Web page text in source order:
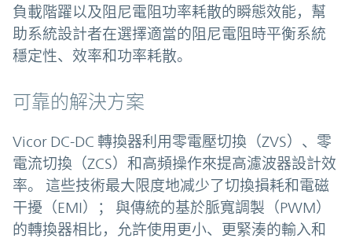
負載階躍以及阻尼電阻功率耗散的瞬態效能，幫
助系統設計者在選擇適當的阻尼電阻時平衡系統
穩定性、效率和功率耗散。
可靠的解決方案
Vicor DC-DC 轉換器利用零電壓切換（ZVS）、零
電流切換（ZCS）和高頻操作來提高濾波器設計效
率。 這些技術最大限度地减少了切換損耗和電磁
干擾（EMI）； 與傳統的基於脈寬調製（PWM）
的轉換器相比，允許使用更小、更緊湊的輸入和